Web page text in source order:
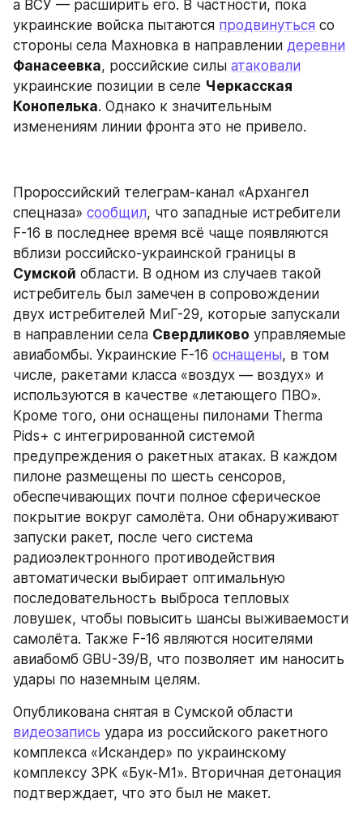
а ВСУ — расширить его. В частности, пока
украинские войска пытаются продвинуться со
стороны села Махновка в направлении деревни
Фанасеевка, российские силы атаковали
украинские позиции в селе Черкасская
Конопелька. Однако к значительным
изменениям линии фронта это не привело.
Пророссийский телеграм-канал «Архангел
спецназа» сообщил, что западные истребители
F-16 в последнее время всё чаще появляются
Сумской области. В одном из случаев такой
истребитель был замечен в сопровождении
двух истребителей МиГ-29, которые запускали
в направлении села Свердликово управляемые
авиабомбы. Украинские F-16 оснащены, в том
числе, ракетами класса «воздух — воздух» и
используются в качестве «летающего ПВО».
Кроме того, они оснащены пилонами Therma
Pids+ с интегрированной системой
предупреждения о ракетных атаках. В каждом
пилоне размещены по шесть сенсоров,
обеспечивающих почти полное сферическое
покрытие вокруг самолёта. Они обнаруживают
запуски ракет, после чего система
радиоэлектронного противодействия
автоматически выбирает оптимальную
последовательность выброса тепловых
ловушек, чтобы повысить шансы выживаемости
самолёта. Также F-16 являются носителями
авиабомб GBU-39/B, что позволяет им наносить
удары по наземным целям.
видеозапись удара из российского ракетного
комплекса «Искандер» по украинскому
комплексу ЗРК «Бук-М1». Вторичная детонация
подтверждает, что это был не макет.